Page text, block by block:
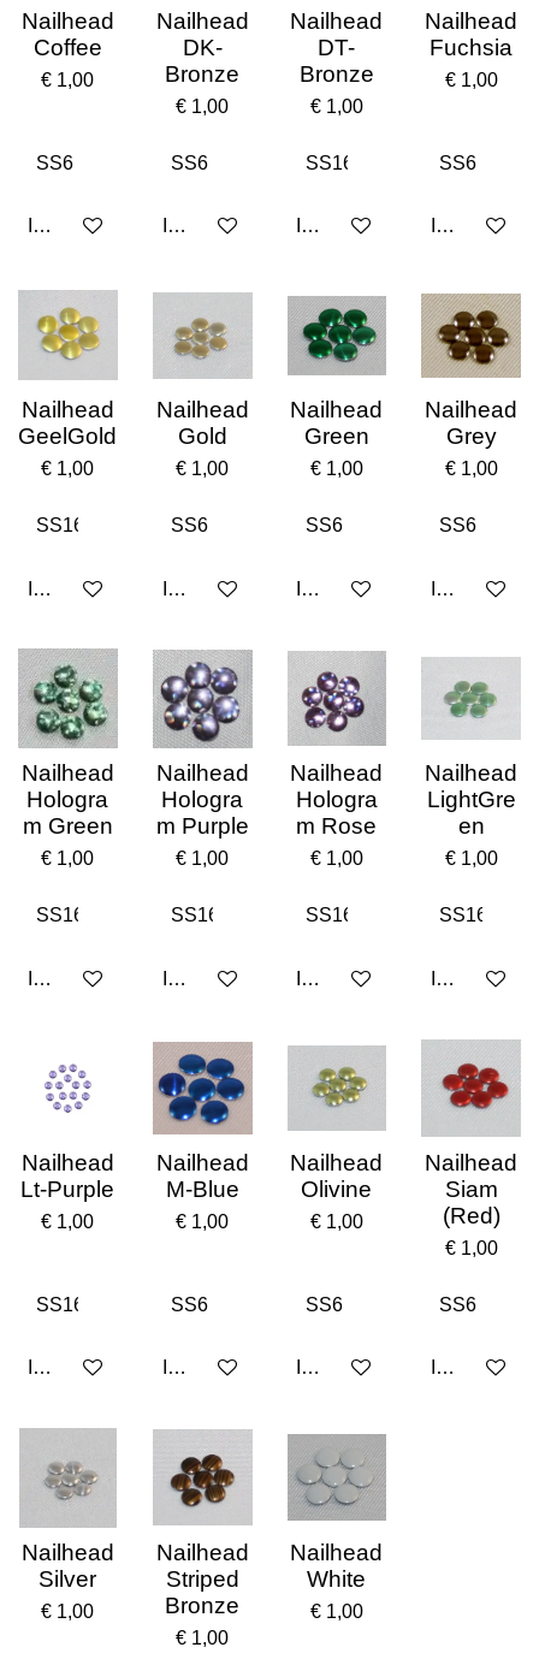
Nailhead
Coffee
€ 1,00
In winkelwagen
Nailhead
DK-
Bronze
€ 1,00
In winkelwagen
Nailhead
DT-
Bronze
€ 1,00
In winkelwagen
Nailhead
Fuchsia
€ 1,00
In
Nailhead
GeelGold
€ 1,00
In winkelwagen
Nailhead
Gold
€ 1,00
In winkelwagen
Nailhead
Green
€ 1,00
In winkelwagen
Nailhead
Grey
€ 1,00
In
Nailhead
Hologra
m Green
€ 1,00
In winkelwagen
Nailhead
Hologra
m Purple
€ 1,00
In winkelwagen
Nailhead
Hologra
m Rose
€ 1,00
In winkelwagen
Nailhead
LightGre
en
€ 1,00
In
Nailhead
Lt-Purple
€ 1,00
In winkelwagen
Nailhead
M-Blue
€ 1,00
In winkelwagen
Nailhead
Olivine
€ 1,00
In winkelwagen
Nailhead
Siam
(Red)
€ 1,00
In
Nailhead
Silver
€ 1,00
Nailhead
Striped
Bronze
€ 1,00
Nailhead
White
€ 1,00